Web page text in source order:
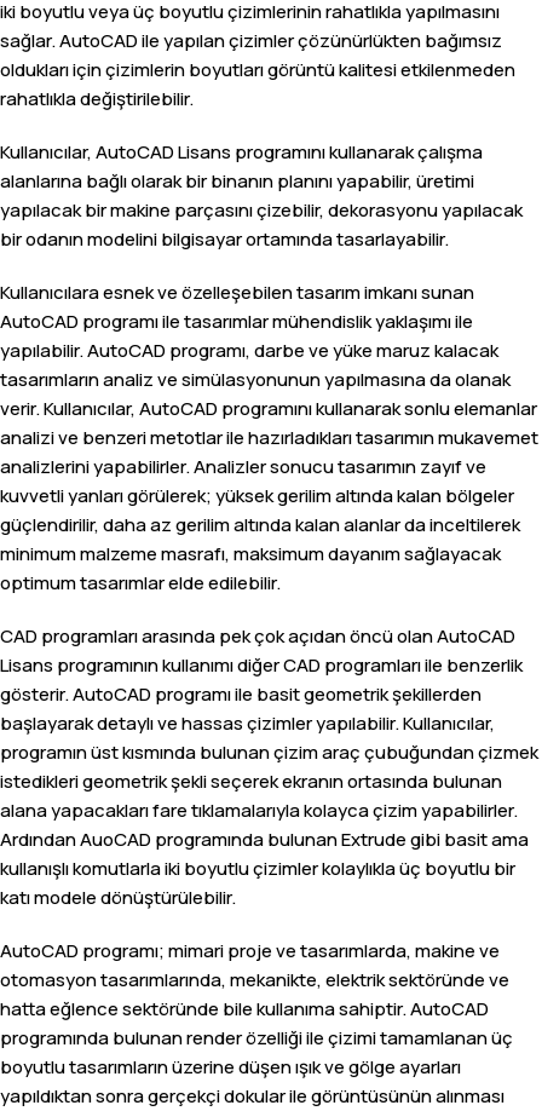
iki boyutlu veya üç boyutlu çizimlerinin rahatlıkla yapılmasını
sağlar. AutoCAD ile yapılan çizimler çözünürlükten bağımsız
oldukları için çizimlerin boyutları görüntü kalitesi etkilenmeden
rahatlıkla değiştirilebilir.
Kullanıcılar, AutoCAD Lisans programını kullanarak çalışma
alanlarına bağlı olarak bir binanın planını yapabilir, üretimi
yapılacak bir makine parçasını çizebilir, dekorasyonu yapılacak
bir odanın modelini bilgisayar ortamında tasarlayabilir.
Kullanıcılara esnek ve özelleşebilen tasarım imkanı sunan
AutoCAD programı ile tasarımlar mühendislik yaklaşımı ile
yapılabilir. AutoCAD programı, darbe ve yüke maruz kalacak
tasarımların analiz ve simülasyonunun yapılmasına da olanak
verir. Kullanıcılar, AutoCAD programını kullanarak sonlu elemanlar
analizi ve benzeri metotlar ile hazırladıkları tasarımın mukavemet
analizlerini yapabilirler. Analizler sonucu tasarımın zayıf ve
kuvvetli yanları görülerek; yüksek gerilim altında kalan bölgeler
güçlendirilir, daha az gerilim altında kalan alanlar da inceltilerek
minimum malzeme masrafı, maksimum dayanım sağlayacak
optimum tasarımlar elde edilebilir.
CAD programları arasında pek çok açıdan öncü olan AutoCAD
Lisans programının kullanımı diğer CAD programları ile benzerlik
gösterir. AutoCAD programı ile basit geometrik şekillerden
başlayarak detaylı ve hassas çizimler yapılabilir. Kullanıcılar,
programın üst kısmında bulunan çizim araç çubuğundan çizmek
istedikleri geometrik şekli seçerek ekranın ortasında bulunan
alana yapacakları fare tıklamalarıyla kolayca çizim yapabilirler.
Ardından AuoCAD programında bulunan Extrude gibi basit ama
kullanışlı komutlarla iki boyutlu çizimler kolaylıkla üç boyutlu bir
katı modele dönüştürülebilir.
AutoCAD programı; mimari proje ve tasarımlarda, makine ve
otomasyon tasarımlarında, mekanikte, elektrik sektöründe ve
hatta eğlence sektöründe bile kullanıma sahiptir. AutoCAD
programında bulunan render özelliği ile çizimi tamamlanan üç
boyutlu tasarımların üzerine düşen ışık ve gölge ayarları
yapıldıktan sonra gerçekçi dokular ile görüntüsünün alınması